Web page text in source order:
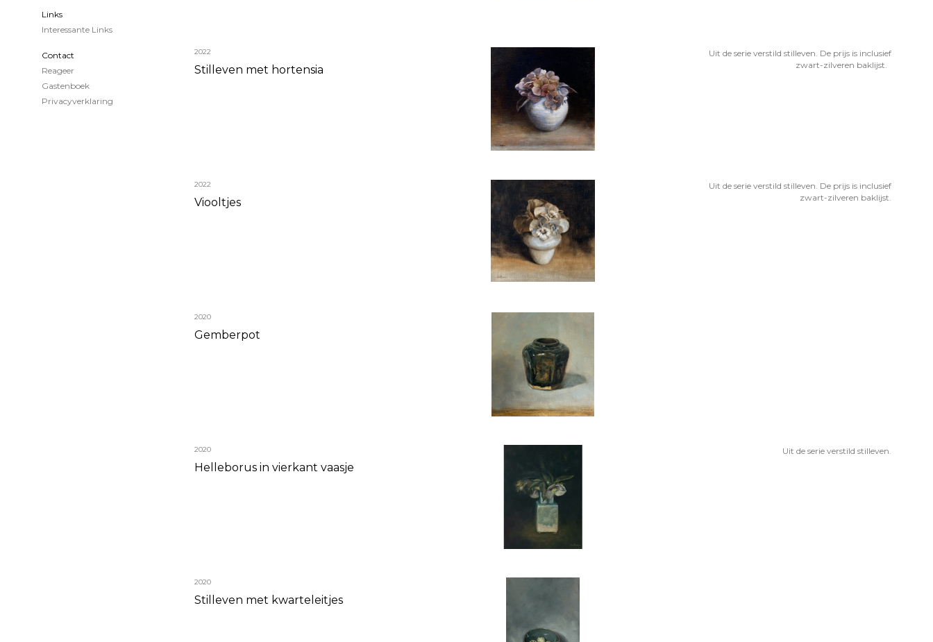
Stilleven met hortensia
2022
Uit de serie verstild stilleven. De prijs is inclusief
zwart-zilveren baklijst.
Viooltjes
2022
Uit de serie verstild stilleven. De prijs is inclusief
zwart-zilveren baklijst.
Gemberpot
2020
Helleborus in vierkant vaasje
2020 Uit de serie verstild stilleven.
Stilleven met kwarteleitjes
2020
Links
Interessante Links
Contact
Reageer
Gastenboek
Privacyverklaring